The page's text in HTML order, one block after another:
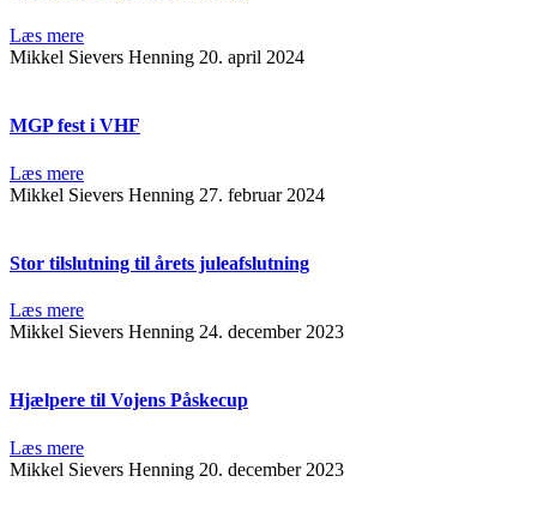
Læs mere
Mikkel Sievers Henning 20. april 2024
MGP fest i VHF
Læs mere
Mikkel Sievers Henning 27. februar 2024
Stor tilslutning til årets juleafslutning
Læs mere
Mikkel Sievers Henning 24. december 2023
Hjælpere til Vojens Påskecup
Læs mere
Mikkel Sievers Henning 20. december 2023